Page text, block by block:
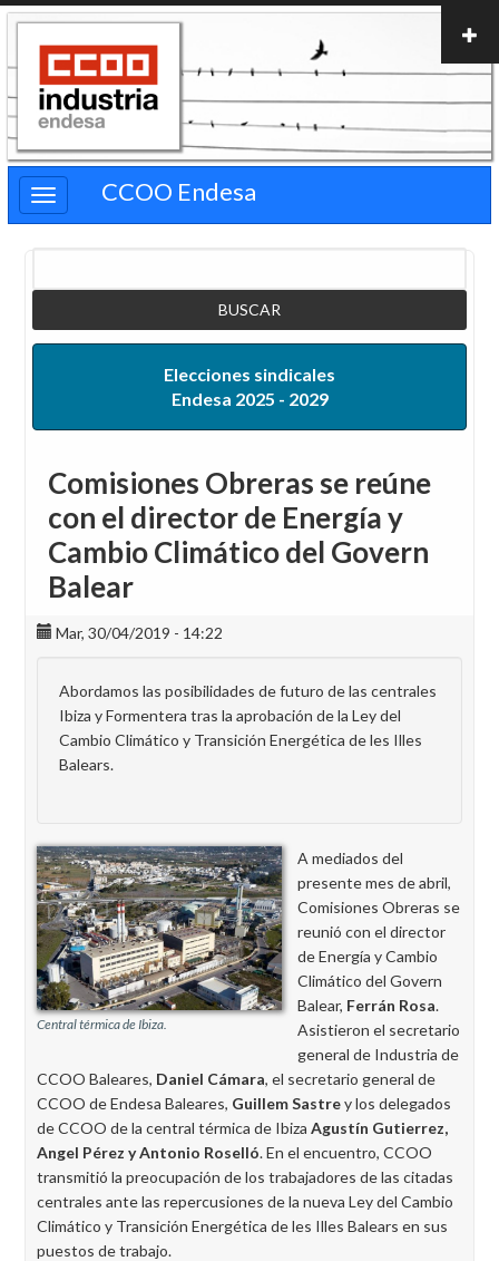
Pasar
contenido
principal
CCOO Endesa
Elecciones sindicales
Endesa 2025 - 2029
Comisiones Obreras se reúne
con el director de Energía y
Cambio Climático del Govern
Balear
Mar, 30/04/2019 - 14:22
Abordamos las posibilidades de futuro de las centrales
Ibiza y Formentera tras la aprobación de la Ley del
Cambio Climático y Transición Energética de les Illes
Balears.
Central térmica de Ibiza.
A mediados del
presente mes de abril,
Comisiones Obreras se
reunió con el director
de Energía y Cambio
Climático del Govern
Balear, Ferrán Rosa.
Asistieron el secretario
general de Industria de
CCOO Baleares, Daniel Cámara, el secretario general de
CCOO de Endesa Baleares, Guillem Sastrey los delegados
de CCOO de la central térmica de Ibiza Agustín Gutierrez,
Angel Pérez y Antonio Roselló. En el encuentro, CCOO
transmitió la preocupación de los trabajadores de las citadas
centrales ante las repercusiones de la nueva Ley del Cambio
Climático y Transición Energética de les Illes Balears en sus
puestos de trabajo.